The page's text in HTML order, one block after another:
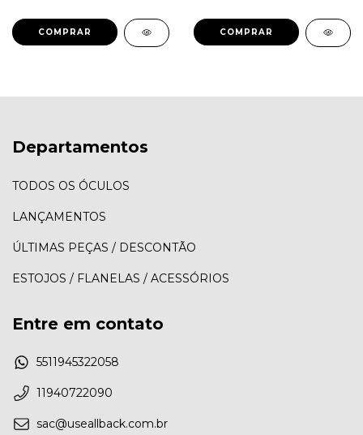
COMPRAR COMPRAR
Departamentos
TODOS OS ÓCULOS
LANÇAMENTOS
ÚLTIMAS PEÇAS / DESCONTÃO
ESTOJOS / FLANELAS / ACESSÓRIOS
Entre em contato
5511945322058
11940722090
sac@useallback.com.br